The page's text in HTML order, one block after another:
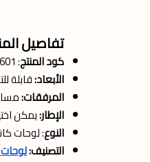
تفاصيل
كود المنتج: C22601
الأبعاد:قابلة
المرفقات:
الإطار:يمكن
النوع: لوحات
التصنيف: